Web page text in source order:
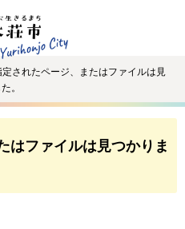
定されたページ、またはファイルは見
。
はファイルは見つかりま